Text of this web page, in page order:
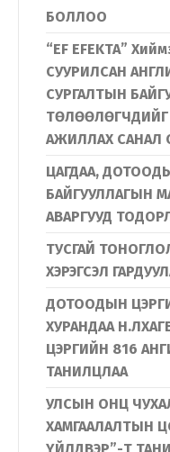
БОЛЛОО
“EF EFEKTA”
СУУРИЛСАН
СУРГАЛТЫН
ТӨЛӨӨЛӨГЧДИЙГ
АЖИЛЛАХ САНАЛ
ЦАГДАА,
БАЙГУУЛЛАГЫН
АВАРГУУД
ТУСГАЙ
ХЭРЭГСЭЛ
ДОТООДЫН
ХУРАНДАА
ЦЭРГИЙН 816
ТАНИЛЦЛАА
УЛСЫН ОНЦ
ХАМГААЛАЛТЫН